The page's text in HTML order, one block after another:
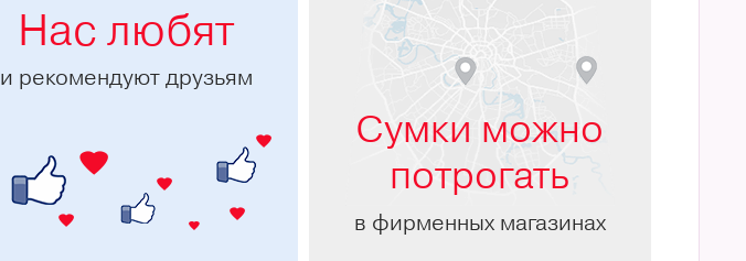
Нас любят
и рекомендуют друзьям
Сумки можно
потрогать
в фирменных магазинах